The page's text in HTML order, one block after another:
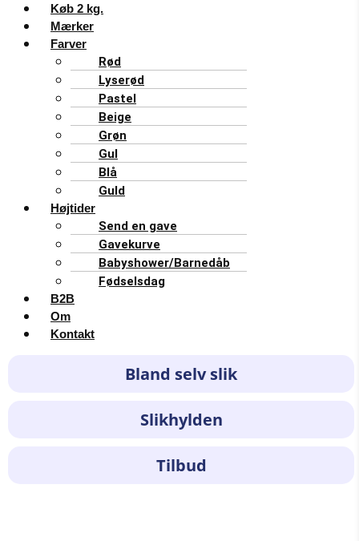
Køb 2 kg.
Mærker
Farver
Rød
Lyserød
Pastel
Beige
Grøn
Gul
Blå
Guld
Højtider
Send en gave
Gavekurve
Babyshower/Barnedåb
Fødselsdag
B2B
Om
Kontakt
Bland selv slik
Slikhylden
Tilbud